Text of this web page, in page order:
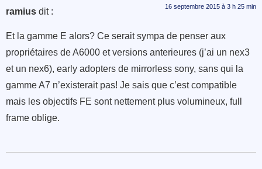
ramius dit : 16 septembre 2015 à 3 h 25 min
Et la gamme E alors? Ce serait sympa de penser aux
propriétaires de A6000 et versions anterieures (j’ai un nex3
et un nex6), early adopters de mirrorless sony, sans qui la
gamme A7 n’existerait pas! Je sais que c’est compatible
mais les objectifs FE sont nettement plus volumineux, full
frame oblige.